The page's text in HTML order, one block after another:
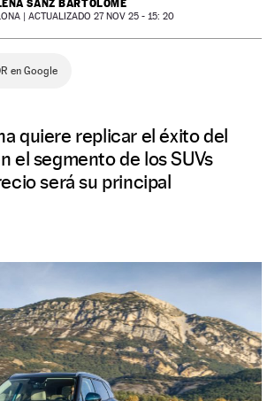
SANZ BARTOLOMÉ
| ACTUALIZADO 27 NOV 25 - 15: 20
en Google
quiere replicar el éxito del
el segmento de los SUVs
será su principal